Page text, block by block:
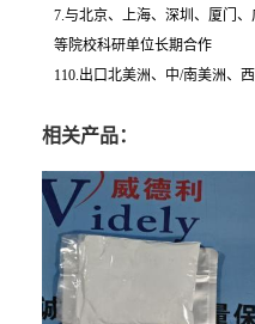
7.与北京、上海、深圳、厦门
等院校科研单位长期合作
110.出口北美洲、中/南美洲、
相关产品：